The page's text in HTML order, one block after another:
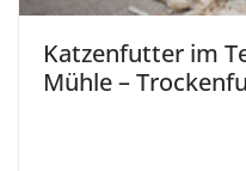
Katzenfutter im
Mühle –